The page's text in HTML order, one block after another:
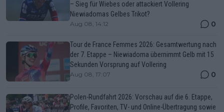
– Sieg für Wiebes oder attackiert Vollering
Niewiadomas Gelbes Trikot?
Aug 08, 14:12 0
Tour de France Femmes 2026: Gesamtwertung nach
der 7. Etappe – Niewiadoma übernimmt Gelb mit 15
Sekunden Vorsprung auf Vollering
Aug 08, 17:07 0
Polen-Rundfahrt 2026: Vorschau auf die 6. Etappe,
Profile, Favoriten, TV- und Online-Übertragung sowie